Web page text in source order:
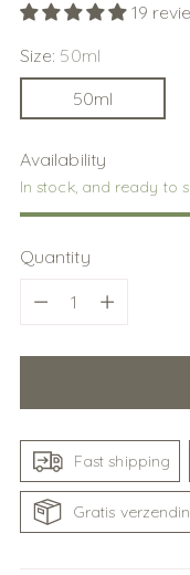
19
Size: 50ml
50ml
Availability
In stock, and ready to
Quantity
Quantity
Fast shipping
Gratis